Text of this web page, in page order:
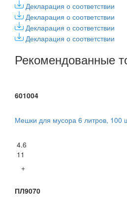
Декларация о соответствии
Декларация о соответствии
Декларация о соответствии
Декларация о соответствии
Рекомендованные
601004
Мешки для мусора 6 литров, 100
4.6
11
+
ПЛ9070